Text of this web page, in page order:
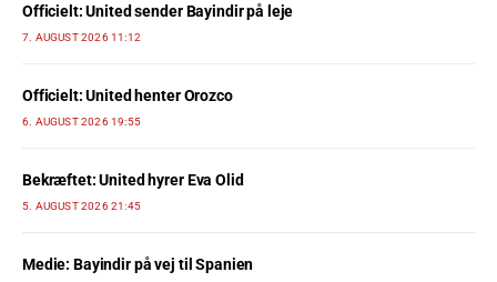
Officielt: United sender Bayindir på leje
7. AUGUST 2026 11:12
Officielt: United henter Orozco
6. AUGUST 2026 19:55
Bekræftet: United hyrer Eva Olid
5. AUGUST 2026 21:45
Medie: Bayindir på vej til Spanien